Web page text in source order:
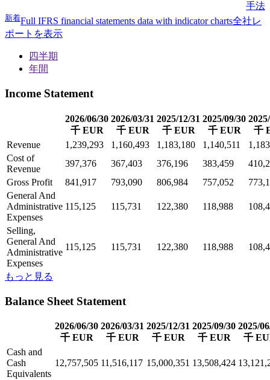
手法
新着Full IFRS financial statements data with indicator charts全社レ
ポートを表示
四半期
年間
Income Statement
2026/06/30
千 EUR
2026/03/31
千 EUR
2025/12/31
千 EUR
2025/09/30
千 EUR
千
Revenue
1,239,293 1,160,493 1,183,180 1,140,511
Cost of
Revenue
397,376 367,403 376,196 383,459
Gross Profit
841,917 793,090 806,984 757,052
General And
Administrative
Expenses
115,125 115,731 122,380 118,988
Selling,
General And
Administrative
Expenses
115,125 115,731 122,380 118,988
もっと見る
Balance Sheet Statement
2026/06/30
千 EUR
2026/03/31
千 EUR
2025/12/31
千 EUR
2025/09/30
千 EUR
2025/
千
Cash and
Cash
Equivalents
12,757,505 11,516,117 15,000,351 13,508,424